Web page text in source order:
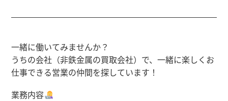
一緒に働いてみませんか？
うちの会社（非鉄金属の買取会社）で、一緒に楽しくお
仕事できる営業の仲間を探しています！
業務内容